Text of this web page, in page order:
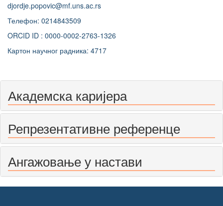
djordje.popovic@mf.uns.ac.rs
Телефон: 0214843509
ORCID ID : 0000-0002-2763-1326
Картон научног радника: 4717
Академска каријера
Репрезентативне референце
Ангажовање у настави